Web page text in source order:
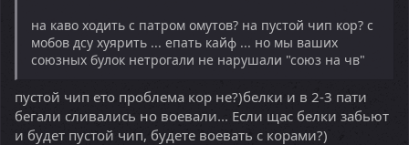
на каво ходить с патром омутов? на пустой чип кор? с
мобов дсу хуярить ... епать кайф ... но мы ваших
союзных булок нетрогали не нарушали "союз на чв"
пустой чип ето проблема кор не?)белки и в 2-3 пати
бегали сливались но воевали... Если щас белки забьют
и будет пустой чип, будете воевать с корами?)